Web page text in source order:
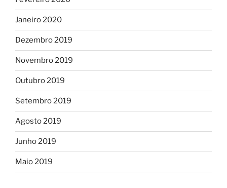
Janeiro 2020
Dezembro 2019
Novembro 2019
Outubro 2019
Setembro 2019
Agosto 2019
Junho 2019
Maio 2019